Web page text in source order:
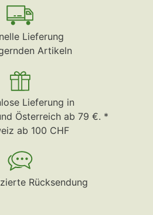
Lieferung
Artikeln
Lieferung in
Österreich ab 79 €. *
ab 100 CHF
Rücksendung